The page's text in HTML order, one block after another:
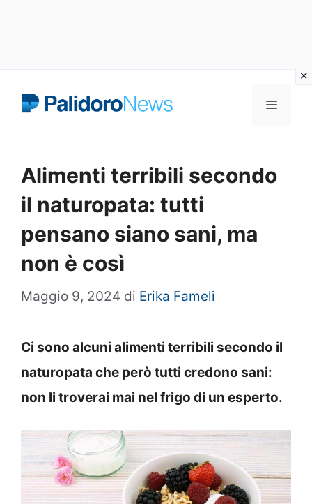
Menu
Alimenti terribili secondo
il naturopata: tutti
pensano siano sani, ma
non è così
Maggio 9, 2024 di Erika Fameli
Ci sono alcuni alimenti terribili secondo il
naturopata che però tutti credono sani:
non li troverai mai nel frigo di un esperto.